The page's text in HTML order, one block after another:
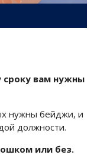
сроку вам нужны
нужны бейджи, и
должности.
или без.